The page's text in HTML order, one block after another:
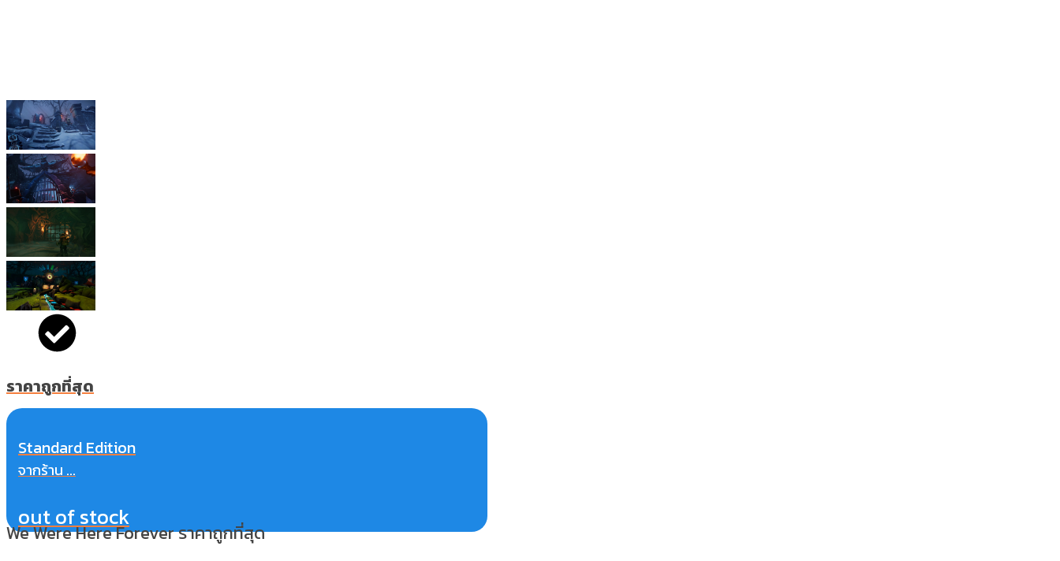
ราคาถูกที่สุด
Standard Edition
จากร้าน ...
out of stock
We Were Here Forever ราคาถูกที่สุด